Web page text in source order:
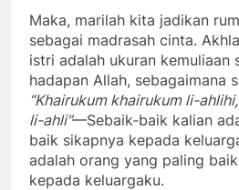
Maka, marilah kita jadikan
sebagai madrasah cinta.
istri adalah ukuran kemuliaan
hadapan Allah, sebagaimana
“Khairukum khairukum li-
li-ahli”—Sebaik-baik kalian
baik sikapnya kepada
adalah orang yang paling
kepada keluargaku.